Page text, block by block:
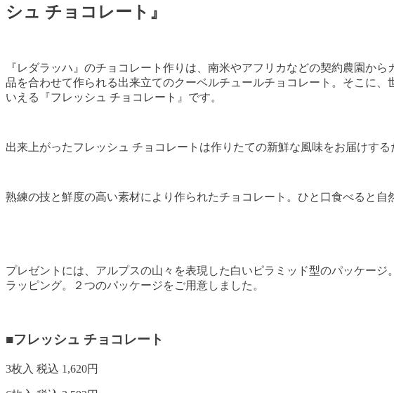
シュ チョコレート』
『レダラッハ』のチョコレート作りは、南米やアフリカなどの契約農園か
品を合わせて作られる出来立てのクーベルチュールチョコレート。そこに
いえる『フレッシュ チョコレート』です。
出来上がったフレッシュ チョコレートは作りたての新鮮な風味をお届けす
熟練の技と鮮度の高い素材により作られたチョコレート。ひと口食べると
プレゼントには、アルプスの山々を表現した白いピラミッド型のパッケー
ラッピング。２つのパッケージをご用意しました。
■フレッシュ チョコレート
3枚入 税込 1,620円